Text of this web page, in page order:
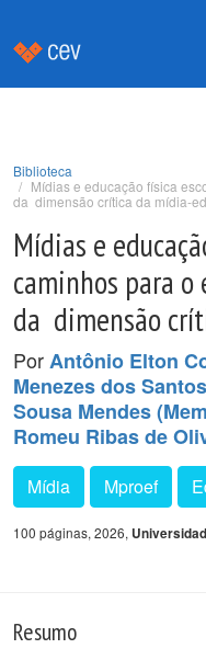
Biblioteca
Mídias e educação física
da dimensão crítica da mídia-
Mídias e
caminhos para
da dimensão
PorAntônio Elton
Menezes dos
Sousa Mendes
Romeu Ribas de
Mídia Mproef
100 páginas, 2026,
Resumo